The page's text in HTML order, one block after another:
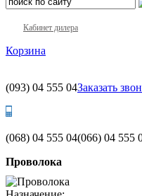
Кабинет дилера
Корзина
(093) 04 555 04Заказать
(068) 04 555 04(066) 04 555
Проволока